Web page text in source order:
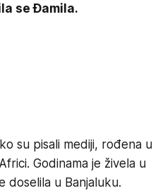
se Đamila.
su pisali mediji, rođena u
Godinama je živela u
doselila u Banjaluku.